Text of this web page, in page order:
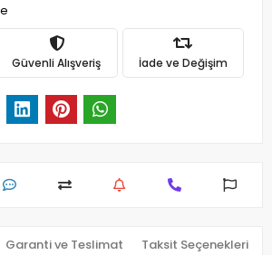
Güvenli Alışveriş İade ve Değişim
Garanti ve Teslimat Taksit Seçenekleri